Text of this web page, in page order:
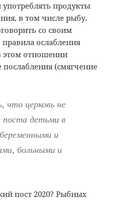
продукты
в том числе рыбу.
со своим
ослабления
этом отношении
(смягчение
церковь не
поста детьми в
и
больными и
пост 2020? Рыбных